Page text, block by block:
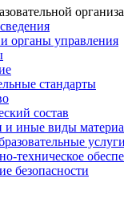
органы управления
стандарты
состав
и иные виды
услуги
техническое
безопасности